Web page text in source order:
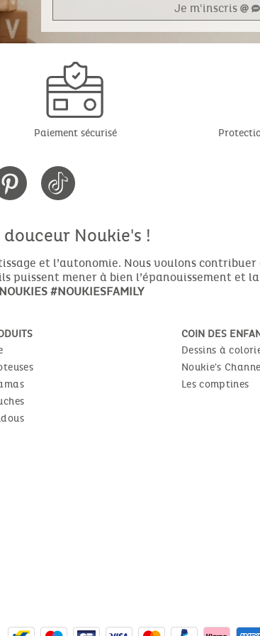
Je m'inscris
Paiement sécurisé
Noukie's !
et l’autonomie. Nous voulons
mener à bien l’épanouissement et
#NOUKIESFAMILY
COIN DES
Dessins à
Noukie's
Les comptines